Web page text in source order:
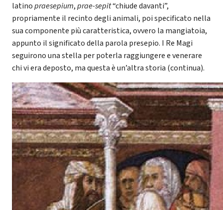
latinopraesepium,prae-sepit“chiude davanti”,
propriamente il recinto degli animali, poi specificato nella
sua componente più caratteristica, ovvero la mangiatoia,
appunto il significato della parola presepio. I Re Magi
seguirono una stella per poterla raggiungere e venerare
chi vi era deposto, ma questa è un’altra storia (continua).